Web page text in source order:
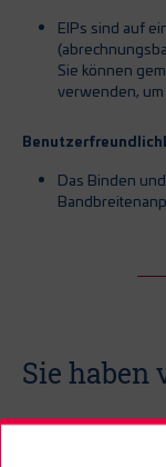
EIPs sind auf
Sie können
verwenden,
Das Binden
Sie haben